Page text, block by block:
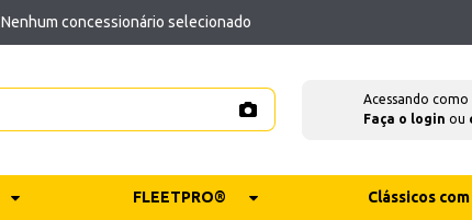
Nenhum concessionário selecionado
Acessando
Faça o login ou
FLEETPRO® Clássicos